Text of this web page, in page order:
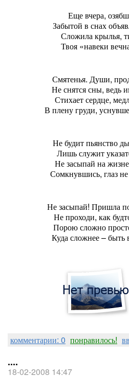
Еще вчера,
Забытой в снах
Сложила крылья,
Твоя «навеки
Смятенья. Души,
Не снятся сны, ведь
Стихает сердце,
В плену груди,
Не будит пьянство
Лишь служит
Не засыпай на
Сомкнувшись, глаз
Не засыпай! Пришла
Не проходи, как
Порою сложно
Куда сложнее – быть
комментарии: 0 понравилось!
....
18-02-2008 14:47